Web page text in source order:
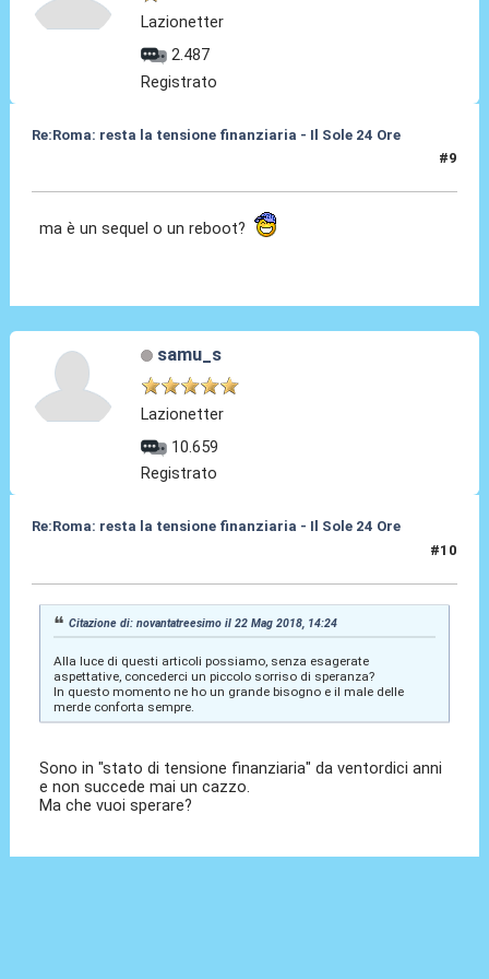
Lazionetter
2.487
Registrato
Re:Roma: resta la tensione finanziaria - Il Sole 24 Ore
#9
ma è un sequel o un reboot?
samu_s
Lazionetter
10.659
Registrato
Re:Roma: resta la tensione finanziaria - Il Sole 24 Ore
#10
Citazione di: novantatreesimo il 22 Mag 2018, 14:24
Alla luce di questi articoli possiamo, senza esagerate
aspettative, concederci un piccolo sorriso di speranza?
In questo momento ne ho un grande bisogno e il male delle
merde conforta sempre.
Sono in "stato di tensione finanziaria" da ventordici anni
e non succede mai un cazzo.
Ma che vuoi sperare?